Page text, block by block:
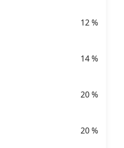
12%
14%
20%
20%